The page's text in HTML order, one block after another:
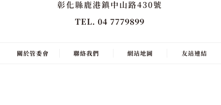
彰化縣鹿港鎮中山路430號
TEL. 04 7779899
關於管委會 聯絡我們 網站地圖 友站連結